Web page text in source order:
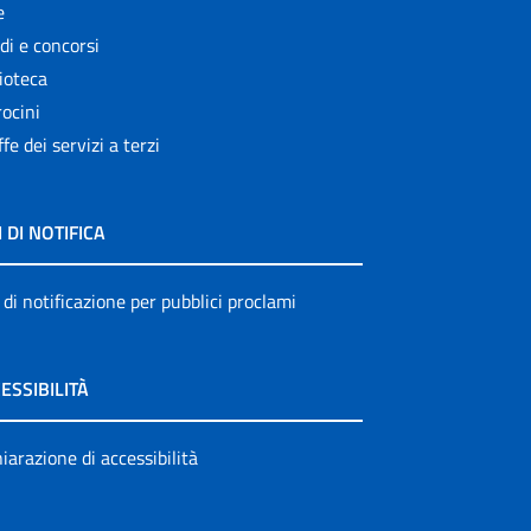
e concorsi
dei servizi a terzi
DI NOTIFICA
notificazione per pubblici proclami
di accessibilità